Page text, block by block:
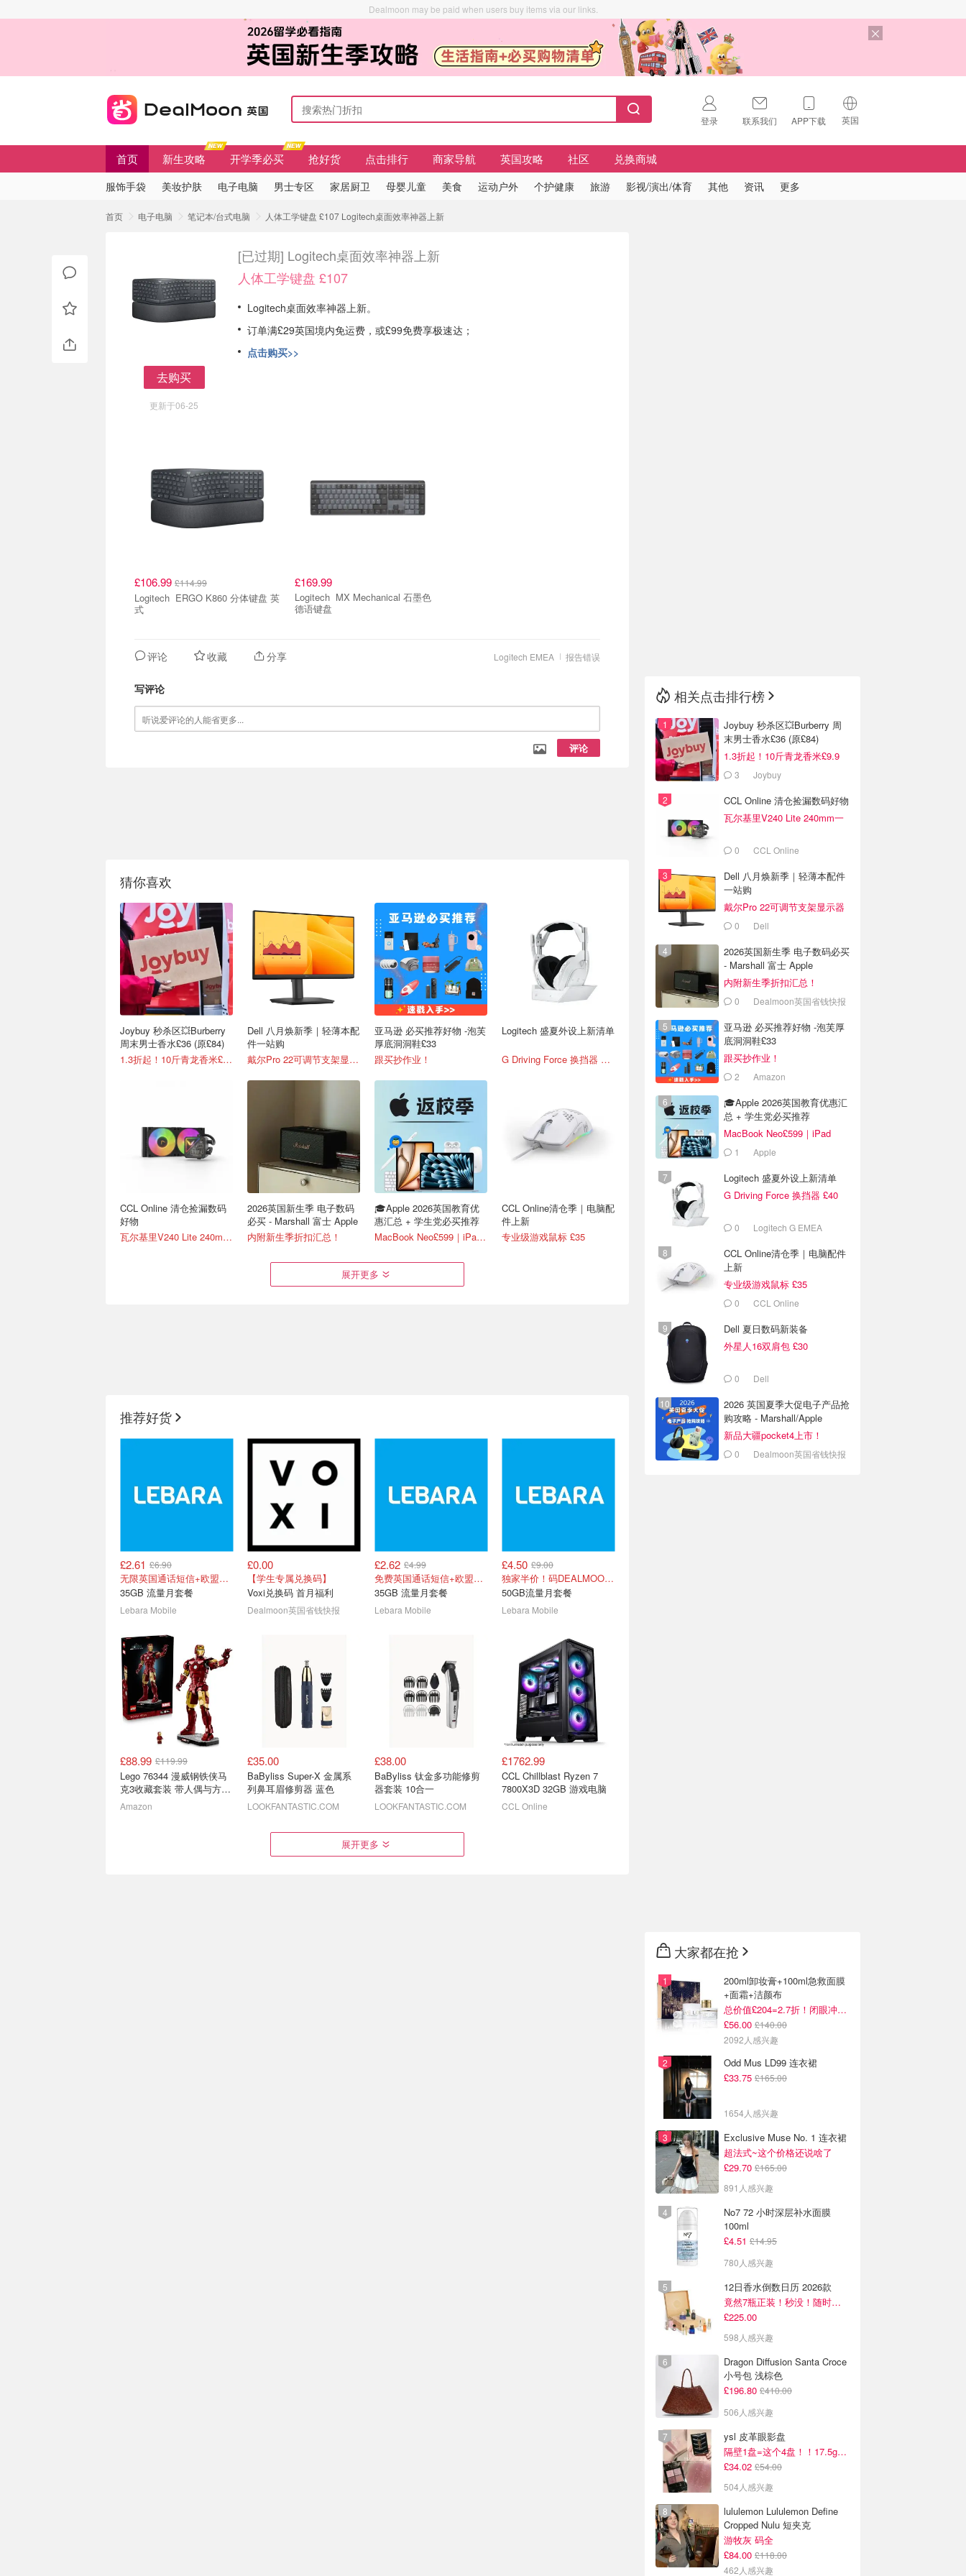
Dealmoon may be paid when users buy items via our links.
登录 联系我们 APP下载 英国
🇺🇸
🇨🇳
中国
首页 新生攻略 开学季必买 抢好货 点击排行 商家导航 英国攻略 社区 兑换商城
服饰手袋 美妆护肤 电子电脑 男士专区 家居厨卫 母婴儿童 美食 运动户外 个护健康 旅游 影视/演出/体育 其他 资讯 更多
首页 电子电脑 笔记本/台式电脑 人体工学键盘 £107 Logitech桌面效率神器上新
去购买
更新于06-25
[已过期] Logitech桌面效率神器上新
人体工学键盘 £107
Logitech桌面效率神器上新。
订单满£29英国境内免运费，或£99免费享极速达；
点击购买>>
£106.99 £114.99
Logitech ERGO K860 分体键盘 英
式
£169.99
Logitech MX Mechanical 石墨色
德语键盘
报告错误
Logitech EMEA
评论 收藏 分享
写评论
评论
猜你喜欢
Joybuy 秒杀区💥Burberry
周末男士香水£36 (原£84)
1.3折起！10斤青龙香米£9.9
CCL Online 清仓捡漏数码
好物
瓦尔基里V240 Lite 240mm一体式水冷散热器 £65
Dell 八月焕新季｜轻薄本配
件一站购
戴尔Pro 22可调节支架显示器 £76
2026英国新生季 电子数码
必买 - Marshall 富士 Apple
内附新生季折扣汇总！
亚马逊 必买推荐好物 -泡芙
厚底洞洞鞋£33
跟买抄作业！
🎓Apple 2026英国教育优
惠汇总 + 学生党必买推荐
MacBook Neo£599｜iPad Air£699
Logitech 盛夏外设上新清单
G Driving Force 换挡器 £40
CCL Online清仓季｜电脑配
件上新
专业级游戏鼠标 £35
外星人16双肩包 £30
2026 英国夏季大促电子产
品抢购攻略 -
Marshall/Apple
英国夏季大促Apple苹果抢
购攻略 - iPhone 17全线降
价AirPods Max 2首次降价
2026年亚马逊 春季大促 -
折扣清单，实时更新
Macbook 苹果笔记本 -
MacBook Pro/ iPad 折扣汇
总
Apple 苹果英国必买 -
AirPods，MacBook， iPad
直降高达£542，iPhone 13 Pro Max史低 £1399！
开学季：英国留学电子产品
必备清单
祝你全科拿Distinction
CCL Online 清仓捡漏数码
好物
2026英国新生季 电子数码
必买 - Marshall 富士 Apple
内附新生季折扣汇总！
展开更多
推荐好货
£2.61 £6.90
无限英国通话短信+欧盟漫游
35GB 流量月套餐
Lebara Mobile
£0.00
【学生专属兑换码】
Voxi兑换码 首月福利
Dealmoon英国省钱快报
£2.62 £4.99
免费英国通话短信+欧盟漫游
35GB 流量月套餐
Lebara Mobile
£4.50 £9.00
独家半价！码DEALMOON6
50GB流量月套餐
Lebara Mobile
£88.99 £119.99
Lego 76344 漫威钢铁侠马
克3收藏套装 带人偶与方舟
反应炉
Amazon
£35.00
BaByliss Super-X 金属系
列鼻耳眉修剪器 蓝色
LOOKFANTASTIC.COM
£38.00
BaByliss 钛金多功能修剪
器套装 10合一
LOOKFANTASTIC.COM
£1762.99
CCL Chillblast Ryzen 7
7800X3D 32GB 游戏电脑
CCL Online
展开更多
相关点击排行榜
Joybuy 秒杀区💥Burberry 周
末男士香水£36 (原£84)
1.3折起！10斤青龙香米£9.9
3 Joybuy
CCL Online 清仓捡漏数码好物
瓦尔基里V240 Lite 240mm一
0 CCL Online
Dell 八月焕新季｜轻薄本配件
一站购
戴尔Pro 22可调节支架显示器
£760 Dell
2026英国新生季 电子数码必买
- Marshall 富士 Apple
内附新生季折扣汇总！
0 Dealmoon英国省钱快报
亚马逊 必买推荐好物 -泡芙厚
底洞洞鞋£33
跟买抄作业！
2 Amazon
🎓Apple 2026英国教育优惠汇
总 + 学生党必买推荐
MacBook Neo£599｜iPad
Air£699
1 Apple
Logitech 盛夏外设上新清单
G Driving Force 换挡器 £40
0 Logitech G EMEA
CCL Online清仓季｜电脑配件
上新
专业级游戏鼠标 £35
0 CCL Online
Dell 夏日数码新装备
外星人16双肩包 £30
0 Dell
2026 英国夏季大促电子产品抢
购攻略 - Marshall/Apple
新品大疆pocket4上市！
0 Dealmoon英国省钱快报
大家都在抢
200ml卸妆膏+100ml急救面膜
+面霜+洁颜布
总价值£204=2.7折！闭眼冲这套！
£56.00 £140.00
2092人感兴趣
Odd Mus LD99 连衣裙
£33.75 £165.00
1654人感兴趣
Exclusive Muse No. 1 连衣裙
超法式~这个价格还说啥了
£29.70 £165.00
891人感兴趣
No7 72 小时深层补水面膜
100ml
£4.51 £14.95
780人感兴趣
12日香水倒数日历 2026款
竟然7瓶正装！秒没！随时补货蹲！！！
£225.00
598人感兴趣
Dragon Diffusion Santa Croce
小号包 浅棕色
£196.80 £410.00
506人感兴趣
ysl 皮革眼影盘
隔壁1盘=这个4盘！！17.5g超级大克重
£34.02 £54.00
504人感兴趣
lululemon Lululemon Define
Cropped Nulu 短夹克
游牧灰 码全
£84.00 £118.00
462人感兴趣